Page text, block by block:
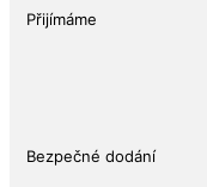
sePřijímáme
Bezpečné dodání